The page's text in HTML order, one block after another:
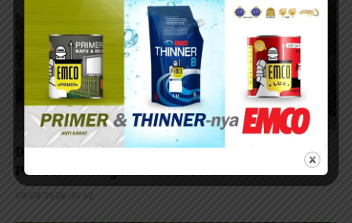
Dari ADA Menuju Fana’: Misteri Penciptaan dan
Peleburan Keinginan dalam Cermin Ilahi
09/08/2026 - 01:42